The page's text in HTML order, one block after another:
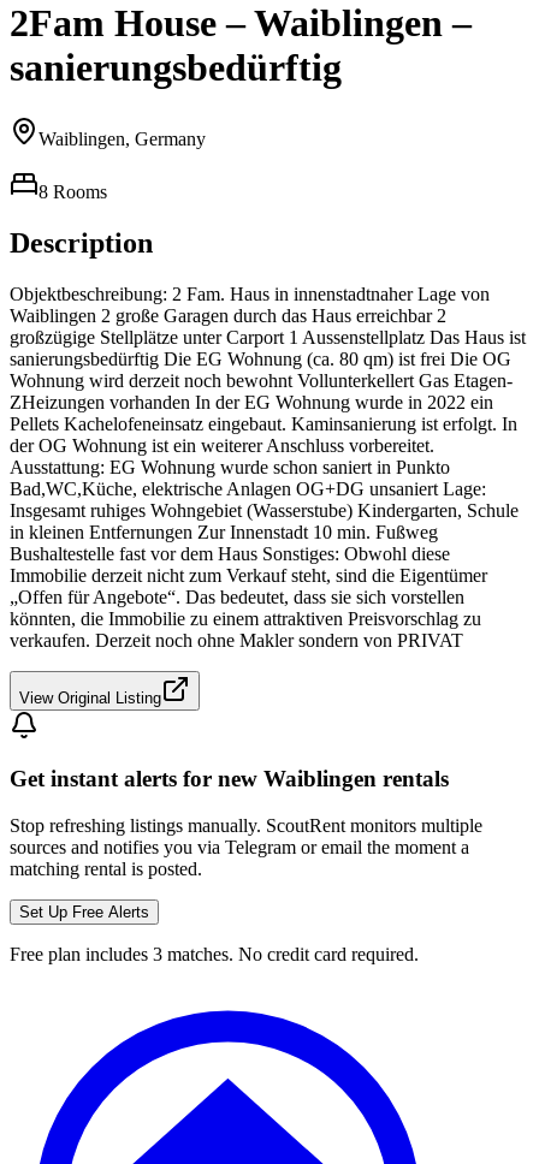
2Fam House – Waiblingen –
sanierungsbedürftig
Waiblingen, Germany
8 Rooms
Description
Objektbeschreibung: 2 Fam. Haus in innenstadtnaher Lage von
Waiblingen 2 große Garagen durch das Haus erreichbar 2
großzügige Stellplätze unter Carport 1 Aussenstellplatz Das Haus ist
sanierungsbedürftig Die EG Wohnung (ca. 80 qm) ist frei Die OG
Wohnung wird derzeit noch bewohnt Vollunterkellert Gas Etagen-
ZHeizungen vorhanden In der EG Wohnung wurde in 2022 ein
Pellets Kachelofeneinsatz eingebaut. Kaminsanierung ist erfolgt. In
der OG Wohnung ist ein weiterer Anschluss vorbereitet.
Ausstattung: EG Wohnung wurde schon saniert in Punkto
Bad,WC,Küche, elektrische Anlagen OG+DG unsaniert Lage:
Insgesamt ruhiges Wohngebiet (Wasserstube) Kindergarten, Schule
in kleinen Entfernungen Zur Innenstadt 10 min. Fußweg
Bushaltestelle fast vor dem Haus Sonstiges: Obwohl diese
Immobilie derzeit nicht zum Verkauf steht, sind die Eigentümer
„Offen für Angebote“. Das bedeutet, dass sie sich vorstellen
könnten, die Immobilie zu einem attraktiven Preisvorschlag zu
verkaufen. Derzeit noch ohne Makler sondern von PRIVAT
View Original Listing
Get instant alerts for new Waiblingen rentals
Stop refreshing listings manually. ScoutRent monitors multiple
sources and notifies you via Telegram or email the moment a
matching rental is posted.
Set Up Free Alerts
Free plan includes 3 matches. No credit card required.